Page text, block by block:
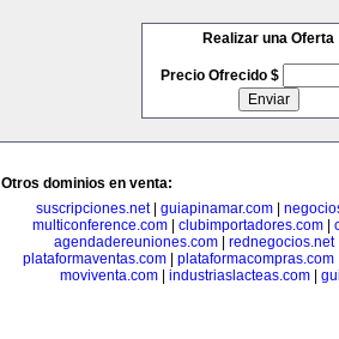
Realizar una Oferta
Precio Ofrecido $
Otros dominios en venta:
suscripciones.net| guiapinamar.com
multiconference.com
clubimportadores.com
agendadereuniones.com| rednegocios.net
plataformaventas.com
plataformacompras.com
moviventa.com
industriaslacteas.com